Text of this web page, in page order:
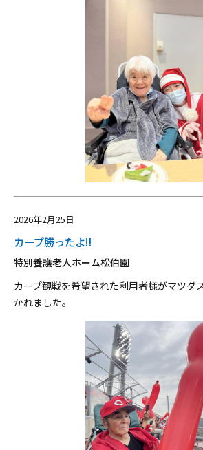
2026年2月25日
カープ勝ったよ‼
特別養護老人ホーム松伯園
カープ観戦を希望された利用者様がマツダ
かれました。